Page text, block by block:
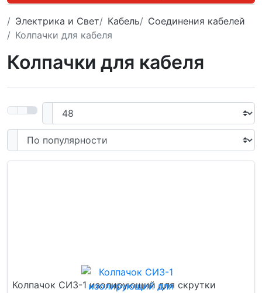
Электрика и Свет Кабель
Соединения кабелей
Колпачки для кабеля
Колпачки для кабеля
Колпачок СИЗ-1 изолирующий для скрутки